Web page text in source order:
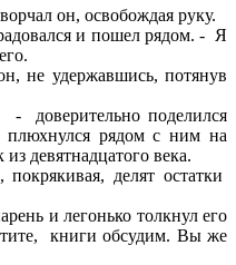
он, освобождая руку.
и пошел рядом. - Я
не удержавшись, потянув
- доверительно поделился
плюхнулся рядом с ним на
девятнадцатого века.
делят остатки
и легонько толкнул его
книги обсудим. Вы же